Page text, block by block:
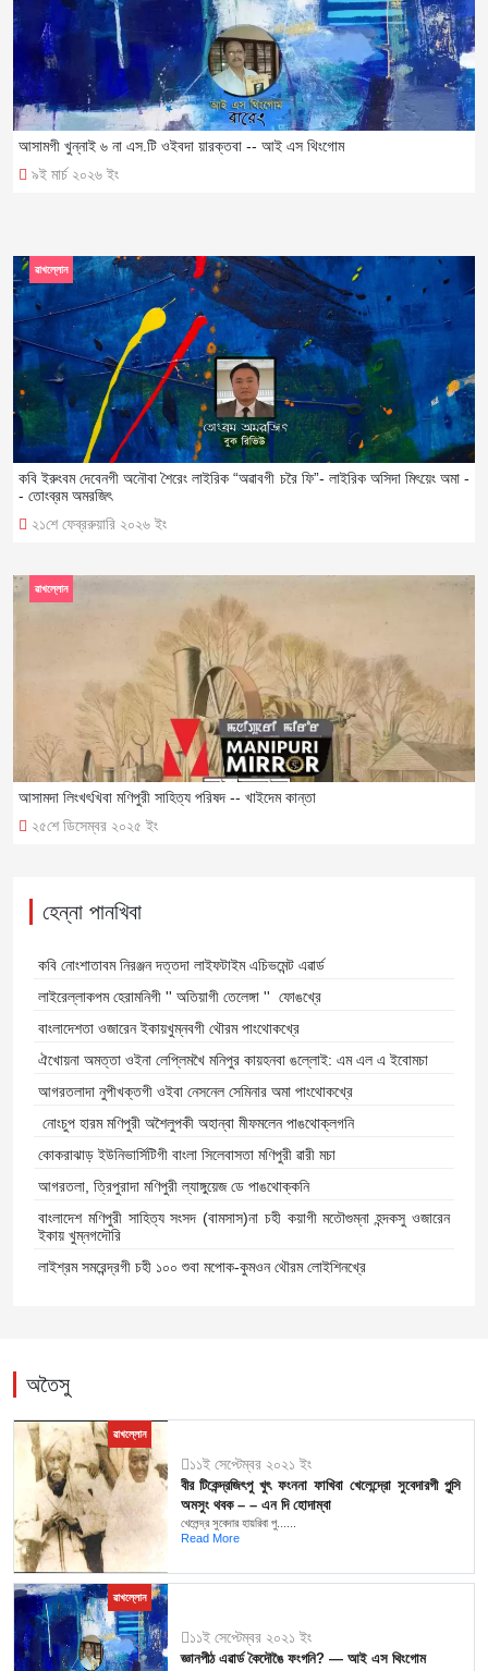
আসামগী খুন্নাই ৬ না এস.টি ওইবদা য়ারক্তবা -- আই এস থিংগোম
৯ই মার্চ ২০২৬ ইং
কবি ইরুংবম দেবেনগী অনৌবা শৈরেং লাইরিক “অৱাবগী চরৈ ফি”- লাইরিক অসিদা মিৎয়েং অমা -
- তোংব্রম অমরজিৎ
২১শে ফেব্ররুয়ারি ২০২৬ ইং
ৱাখল্লোন
আসামদা লিংখৎখিবা মণিপুরী সাহিত্য পরিষদ -- খাইদেম কান্তা
২৫শে ডিসেম্বর ২০২৫ ইং
ৱাখল্লোন
হেন্না পানখিবা
কবি নোংশাতাবম নিরঞ্জন দত্তদা লাইফটাইম এচিভমেন্ট এৱার্ড
লাইরেল্লাকপম হেরামনিগী '' অতিয়াগী তেলেঙ্গা '' ফোঙখ্রে
বাংলাদেশতা ওজারেন ইকায়খুম্নবগী থৌরম পাংথোকখ্রে
ঐখোয়না অমত্তা ওইনা লেপ্লিমখৈ মনিপুর কায়হনবা ঙল্লোই: এম এল এ ইবোমচা
আগরতলাদা নুপীখক্তগী ওইবা নেসনেল সেমিনার অমা পাংথোকখ্রে
নোংচুপ হারম মণিপুরী অশৈলুপকী অহান্বা মীফমলেন পাঙথোক্লগনি
কোকরাঝাড় ইউনিভার্সিটিগী বাংলা সিলেবাসতা মণিপুরী ৱারী মচা
আগরতলা, ত্রিপুরাদা মণিপুরী ল্যাঙ্গুয়েজ ডে পাঙথোক্কনি
বাংলাদেশ মণিপুরী সাহিত্য সংসদ (বামসাস)না চহী কয়াগী মতৌগুম্না হন্দকসু ওজারেন
ইকায় খুম্নগদৌরি
লাইশ্রম সমরেন্দ্রগী চহী ১০০ শুবা মপোক-কুমওন থৌরম লোইশিনখ্রে
অতৈসু
ৱাখল্লোন
১১ই সেপ্টেম্বর ২০২১ ইং
বীর টিকেন্দ্রজিৎপু খুৎ ফংননা ফাখিবা খেলেন্দ্রো সুবেদারগী পুন্সি
অমসুং থবক – – এন দি হোদাম্বা
খেলেন্দ্র সুবেদার হায়রিবা পু......
Read More
ৱাখল্লোন
১১ই সেপ্টেম্বর ২০২১ ইং
জ্ঞানপীঠ এৱার্ড কৈদৌঙৈ ফংগনি? — আই এস থিংগোম